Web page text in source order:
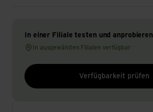
In einer Filiale testen und anprobieren
In ausgewählten Filialen verfügbar
Verfügbarkeit prüfen